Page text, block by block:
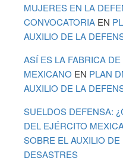
MUJERES EN LA
CONVOCATORIA EN
AUXILIO DE LA
ASÍ ES LA FABRICA
MEXICANO EN PLAN
AUXILIO DE LA
SUELDOS DEFENSA:
DEL EJÉRCITO
SOBRE EL AUXILIO
DESASTRES